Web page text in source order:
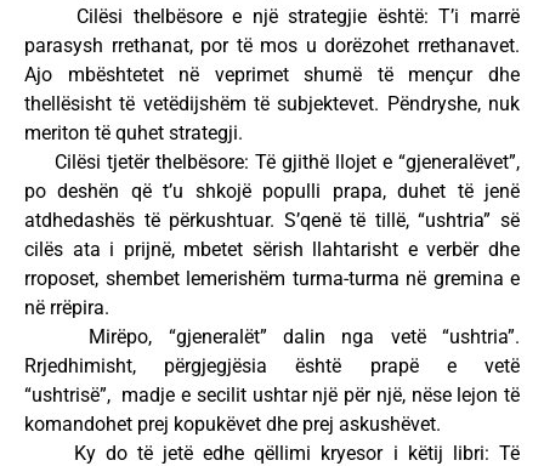
Cilësi thelbësore e një strategjie është: T’i marrë
parasysh rrethanat, por të mos u dorëzohet rrethanavet.
Ajo mbështetet në veprimet shumë të mençur dhe
thellësisht të vetëdijshëm të subjektevet. Pëndryshe, nuk
meriton të quhet strategji.
Cilësi tjetër thelbësore: Të gjithë llojet e “gjeneralëvet”,
po deshën që t’u shkojë populli prapa, duhet të jenë
atdhedashës të përkushtuar. S’qenë të tillë, “ushtria” së
cilës ata i prijnë, mbetet sërish llahtarisht e verbër dhe
rroposet, shembet lemerishëm turma-turma në gremina e
në rrëpira.
Mirëpo, “gjeneralët” dalin nga vetë “ushtria”.
Rrjedhimisht, përgjegjësia është prapë e vetë
“ushtrisë”, madje e secilit ushtar një për një, nëse lejon të
komandohet prej kopukëvet dhe prej askushëvet.
Ky do të jetë edhe qëllimi kryesor i këtij libri: Të